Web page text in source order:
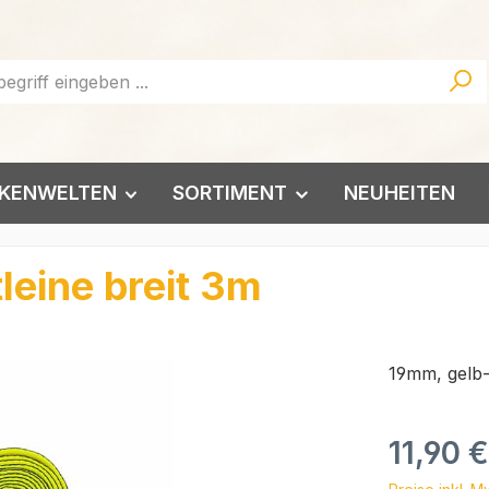
SORTIMENT NEUHEITEN
breit 3m
19mm,
Regulärer
11,90 €